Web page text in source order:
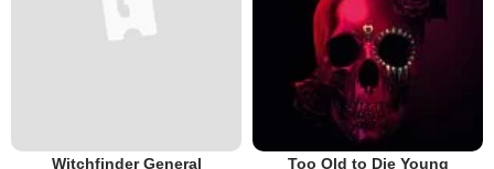
Witchfinder General Too Old to Die Young